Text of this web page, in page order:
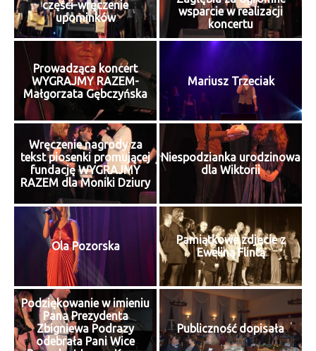
części-wręczenie
upominków
wsparcie w realizacji
koncertu
Prowadząca koncert
WYGRAJMY RAZEM-
Małgorzata Gębczyńska
Mariusz Trzeciak
Wręczenie nagrody za
tekst piosenki promującej
fundację WYGRAJMY
RAZEM dla Moniki Dziury
Niespodzianka urodzinowa
dla Wiktorii
Ola Pozorska
Pamiątkowe zdjęcie z
Eweliną Flintą
Podziękowanie w imieniu
Pana Prezydenta
Zbigniewa Podrazy
odebrała Pani Wice
Publiczność dopisała